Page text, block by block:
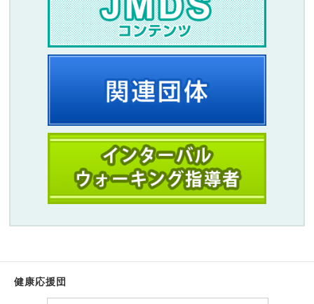
健康応援団